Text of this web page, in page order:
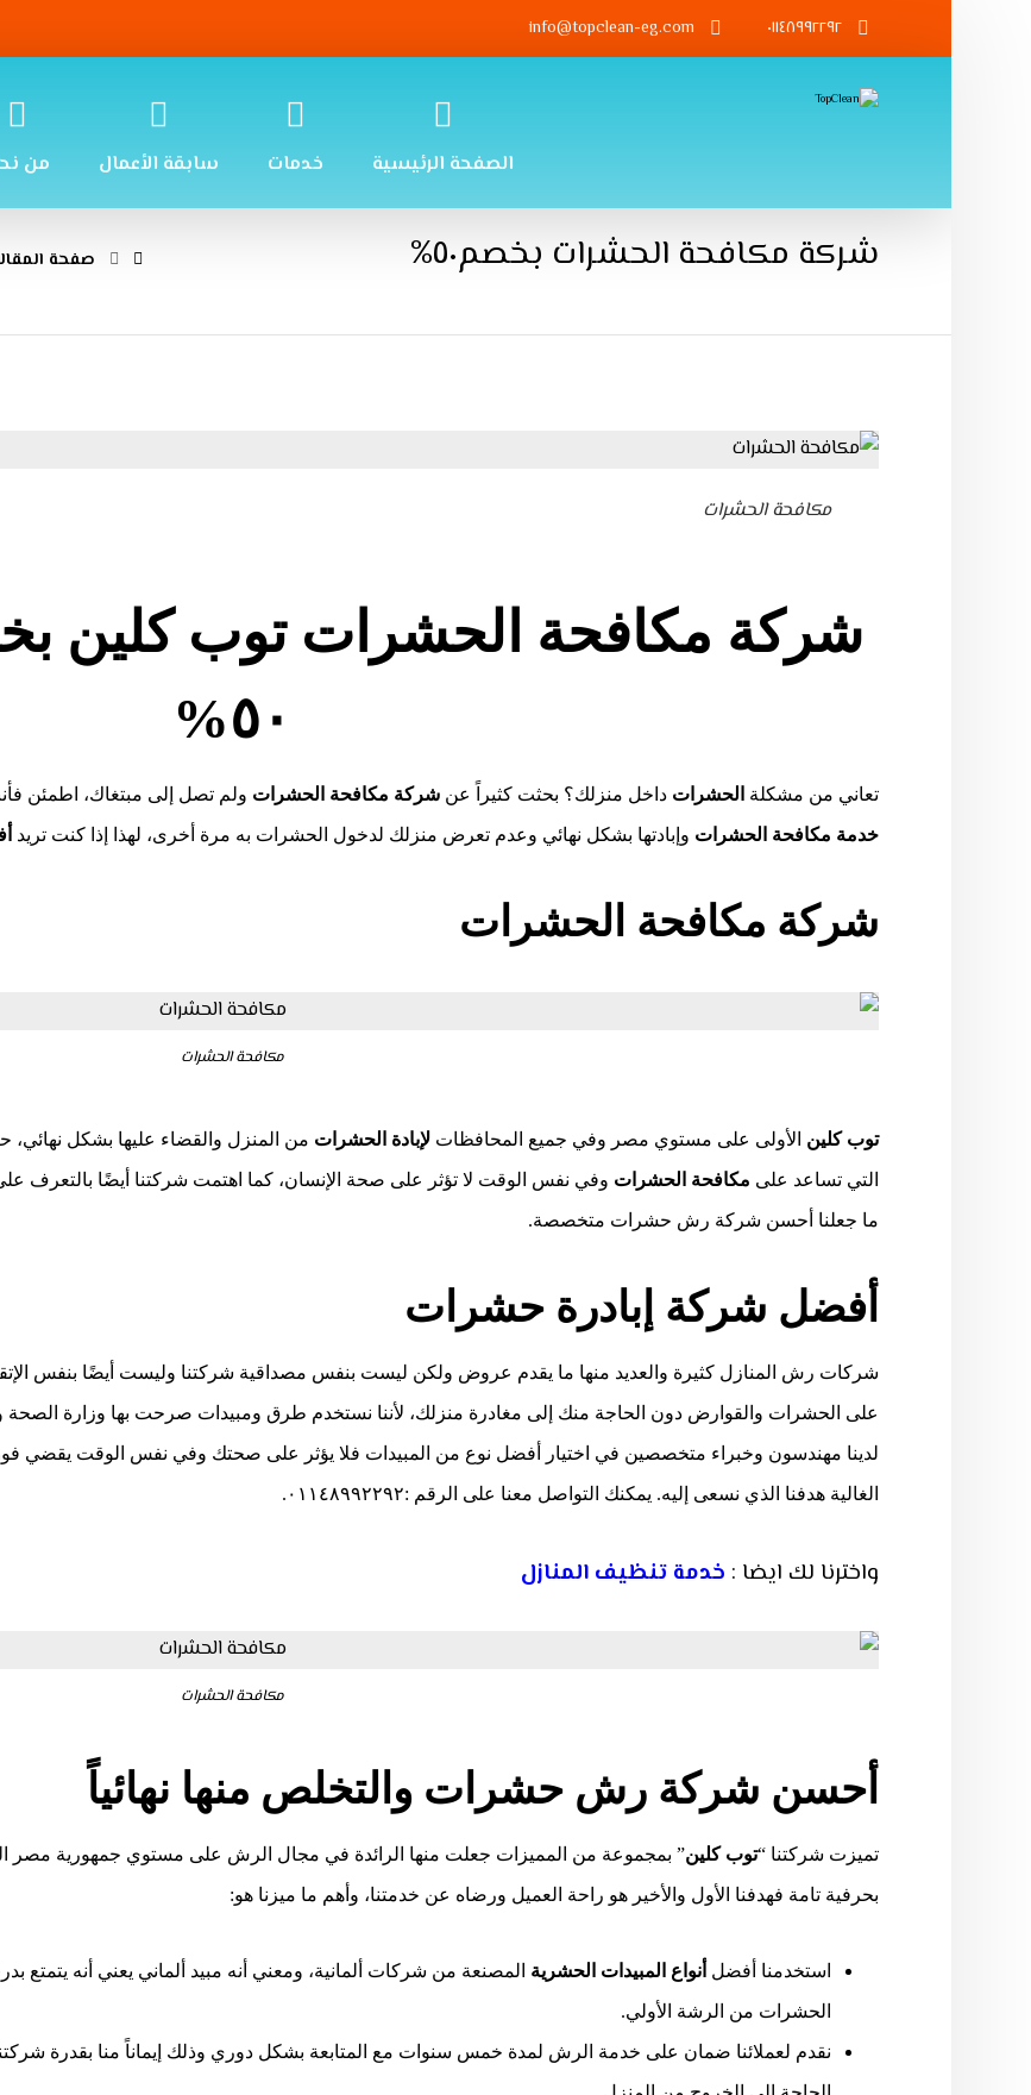
٠١١٤٨٩٩٢٢٩٢ info@topclean-eg.com
الصفحة الرئيسية خدمات سابقة الأعمال من
شركة مكافحة الحشرات بخصم٥٠% صفحة
مكافحة الحشرات
شركة مكافحة الحشرات توب كلين
٥٠%
تعاني من مشكلة الحشرات داخل منزلك؟ بحثت كثيراً عن شركة مكافحة الحشرات ولم تصل إلى مبتغاك، اطمئن
خدمة مكافحة الحشرات وإبادتها بشكل نهائي وعدم تعرض منزلك لدخول الحشرات به مرة أخرى، لهذا إذا كنت تريد
شركة مكافحة الحشرات
مكافحة الحشرات
توب كلين الأولى على مستوي مصر وفي جميع المحافظات لإبادة الحشرات من المنزل والقضاء عليها بشكل نهائي،
التي تساعد على مكافحة الحشرات وفي نفس الوقت لا تؤثر على صحة الإنسان، كما اهتمت شركتنا أيضًا بالتعرف
ما جعلنا أحسن شركة رش حشرات متخصصة.
أفضل شركة إبادرة حشرات
شركات رش المنازل كثيرة والعديد منها ما يقدم عروض ولكن ليست بنفس مصداقية شركتنا وليست أيضًا بنفس
على الحشرات والقوارض دون الحاجة منك إلى مغادرة منزلك، لأننا نستخدم طرق ومبيدات صرحت بها وزارة الصحة
لدينا مهندسون وخبراء متخصصين في اختيار أفضل نوع من المبيدات فلا يؤثر على صحتك وفي نفس الوقت يقضي
الغالية هدفنا الذي نسعى إليه. يمكنك التواصل معنا على الرقم :٠١١٤٨٩٩٢٢٩٢.
واخترنا لك ايضا : خدمة تنظيف المنازل
مكافحة الحشرات
أحسن شركة رش حشرات والتخلص منها نهائياً
تميزت شركتنا “توب كلين” بمجموعة من المميزات جعلت منها الرائدة في مجال الرش على مستوي جمهورية مصر
بحرفية تامة فهدفنا الأول والأخير هو راحة العميل ورضاه عن خدمتنا، وأهم ما ميزنا هو:
استخدمنا أفضل أنواع المبيدات الحشرية المصنعة من شركات ألمانية، ومعني أنه مبيد ألماني يعني أنه يتمتع
الحشرات من الرشة الأولي.
نقدم لعملائنا ضمان على خدمة الرش لمدة خمس سنوات مع المتابعة بشكل دوري وذلك إيماناً منا بقدرة